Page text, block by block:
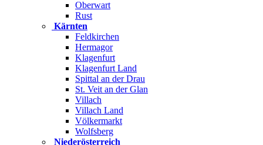
Oberwart
Rust
Kärnten
Feldkirchen
Hermagor
Klagenfurt
Klagenfurt Land
Spittal an der Drau
St. Veit an der Glan
Villach
Villach Land
Völkermarkt
Wolfsberg
Niederösterreich